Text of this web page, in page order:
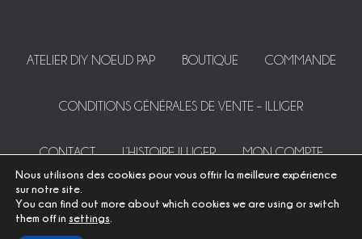
ATELIER DIY NOEUD PAP BOUTIQUE COMMANDE
CONDITIONS GÉNÉRALES DE VENTE – ILLIGER
CONTACT L’HISTOIRE ILLIGER MON COMPTE
PANIER PRESSE SUR MESURE
Nous utilisons des cookies pour vous offrir la meilleure expérience
sur notre site.
You can find out more about which cookies we are using or switch
them off in settings